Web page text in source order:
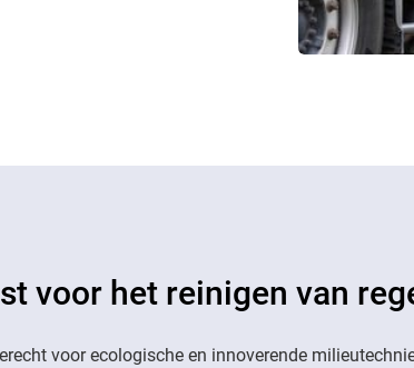
voor het reinigen van
voor ecologische en innoverende